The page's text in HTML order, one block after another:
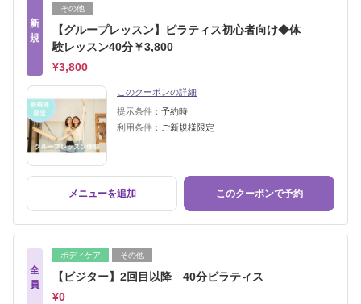
新
規
その他
【グループレッスン】ピラティス初心者向け◆体
験レッスン40分￥3,800
¥3,800
このクーポンの詳細
提示条件： 予約時
利用条件： ご新規様限定
メニューを追加 このクーポンで予約
全
員
ボディケア その他
【ビジター】2回目以降 40分ピラティス
¥0